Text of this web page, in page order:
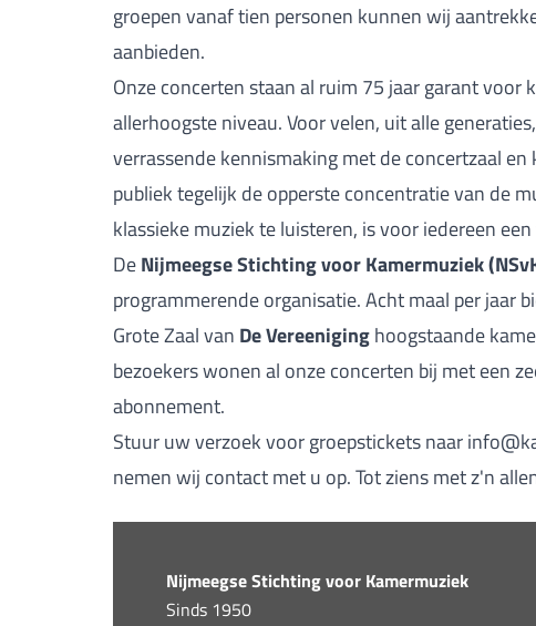
groepen vanaf tien personen kunnen wij
aanbieden.
Onze concerten staan al ruim 75 jaar garant voor
allerhoogste niveau. Voor velen, uit alle
verrassende kennismaking met de concertzaal
publiek tegelijk de opperste concentratie van de
klassieke muziek te luisteren, is voor iedereen
DeNijmeegse Stichting voor Kamermuziek
programmerende organisatie. Acht maal per jaar
Grote Zaal van De Vereeniginghoogstaande
bezoekers wonen al onze concerten bij met een
abonnement.
Stuur uw verzoek voor groepstickets naar
nemen wij contact met u op. Tot ziens met z'n
Nijmeegse Stichting voor Kamermuziek
Sinds 1950